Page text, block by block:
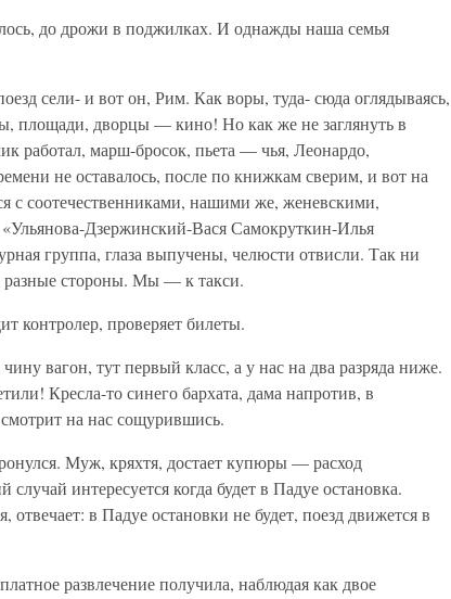
до дрожи в поджилках. И однажды наша семья
сели- и вот он, Рим. Как воры, туда- сюда оглядываясь,
площади, дворцы — кино! Но как же не заглянуть в
работал, марш-бросок, пьета — чья, Леонардо,
не оставалось, после по книжкам сверим, и вот на
с соотечественниками, нашими же, женевскими,
Дзержинский-Вася Самокруткин-Илья
группа, глаза выпучены, челюсти отвисли. Так ни
разные стороны. Мы — к такси.
контролер, проверяет билеты.
вагон, тут первый класс, а у нас на два разряда ниже.
Кресла-то синего бархата, дама напротив, в
на нас сощурившись.
Муж, кряхтя, достает купюры — расход
интересуется когда будет в Падуе остановка.
в Падуе остановки не будет, поезд движется в
развлечение получила, наблюдая как двое